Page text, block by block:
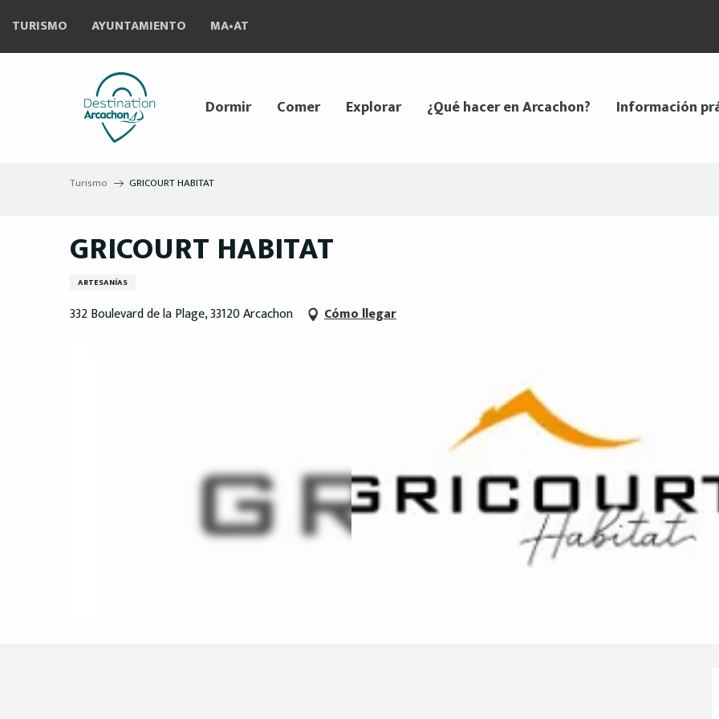
contenu
TURISMO AYUNTAMIENTO MA•AT
Dormir Comer Explorar ¿Qué hacer en Arcachon? Información
Turismo GRICOURT HABITAT
GRICOURT HABITAT
ARTESANÍAS
332 Boulevard de la Plage, 33120 Arcachon Cómo llegar